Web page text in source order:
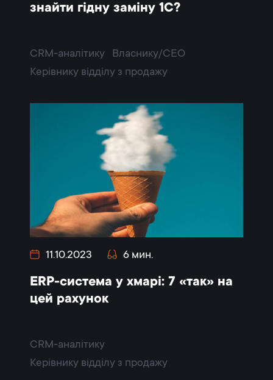
знайти гідну заміну 1С?
CRM-аналітику
Власнику/CEO
Керівнику відділу з продажу
11.10.2023 6 мин.
ERP-система у хмарі: 7 «так» на
цей рахунок
CRM-аналітику
Керівнику відділу з продажу